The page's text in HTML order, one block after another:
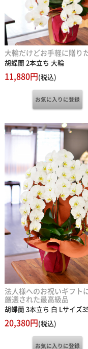
大輪だけどお手軽に贈り
胡蝶蘭 2本立ち 大輪
11,880円(税込)
法人様へのお祝いギフト
厳選された最高級品
胡蝶蘭 3本立ち 白 Lサイズ
20,380円(税込)